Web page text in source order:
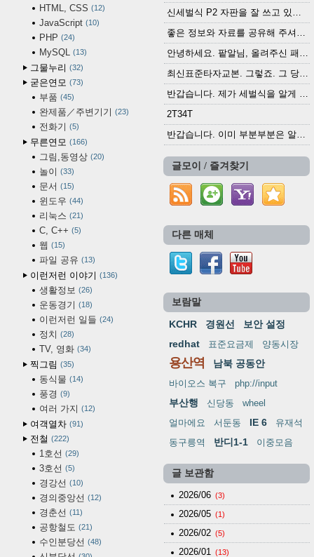
HTML, CSS 12
JavaScript 10
PHP 24
MySQL 13
그물누리 32
굳은연모 73
부품 45
완제품／주변기기 23
전화기 5
무른연모 166
그림,동영상 20
놀이 33
문서 15
윈도우 44
리눅스 21
C, C++ 5
웹 15
파일 공유 13
이런저런 이야기 136
생활정보 26
운동경기 18
이런저런 일들 24
정치 28
TV, 영화 34
찍그림 35
동식물 14
풍경 9
여러 가지 12
여객열차 91
전철 222
1호선 29
3호선 5
경강선 10
경의중앙선 12
경춘선 11
공항철도 21
수인분당선 48
신세벌식 P2 자판을 잘 쓰고 있습니다. 쓰기 편리...
좋은 정보와 자료를 공유해 주셔서 고맙습니다....
안녕하세요. 팥알님, 올려주신 패치 여러모로 감사...
최신표준타자교본. 그렇죠. 그 당시에 최신 표준...
반갑습니다. 제가 세벌식을 알게 되어 세벌식 써...
2T34T
반갑습니다. 이미 부분부분은 알려진 정보들이...
글모이 / 즐겨찾기
다른 매체
보람말
KCHR 경원선
보안 설정
redhat
표준요금제 양동시장
용산역 남북 공동안
바이오스 복구 php://input
부산행 신당동
wheel
얼마에요
서둔동 IE 6
유재석
동구릉역
반디1-1 이중모음
글 보관함
2026/06 (3)
2026/05 (1)
2026/02 (5)
2026/01 (13)